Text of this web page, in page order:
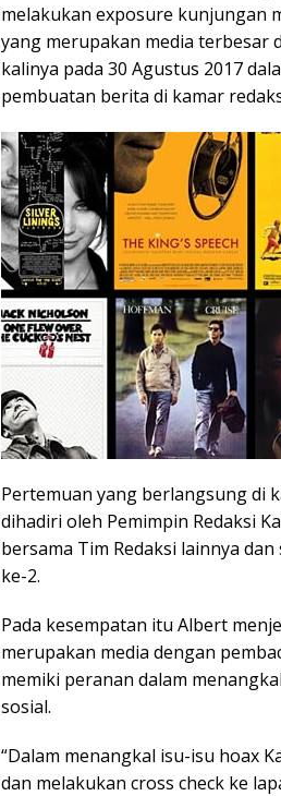
melakukan exposure kunjungan
yang merupakan media terbesar
kalinya pada 30 Agustus 2017
pembuatan berita di kamar
Pertemuan yang berlangsung di
dihadiri oleh Pemimpin Redaksi
bersama Tim Redaksi lainnya
ke-2.
Pada kesempatan itu Albert
merupakan media dengan
memiki peranan dalam
sosial.
“Dalam menangkal isu-isu hoax
dan melakukan cross check ke